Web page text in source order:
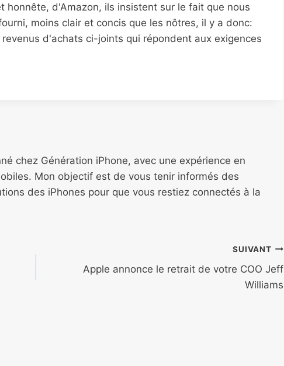
honnête, d'Amazon, ils insistent sur le fait que nous
moins clair et concis que les nôtres, il y a donc:
d'achats ci-joints qui répondent aux exigences
chez Génération iPhone, avec une expérience en
Mon objectif est de vous tenir informés des
des iPhones pour que vous restiez connectés à la
SUIVANT
Apple annonce le retrait de votre COO Jeff
Williams